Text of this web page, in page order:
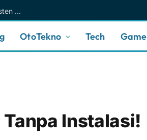
Meta AI Makin Cerdas Berkat Muse Spark 1.1, Siap Jadi Asisten AI Personal yang Lebih Intuitif
OtoTekno Tech Game
Instalasi!